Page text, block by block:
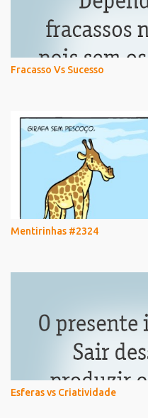
Fracasso Vs Sucesso
Mentirinhas #2324
Esferas vs Criatividade